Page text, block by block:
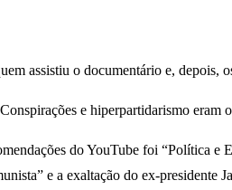
assistiu o documentário e, depois,
e hiperpartidarismo
do YouTube foi “Política
e a exaltação do ex-presidente